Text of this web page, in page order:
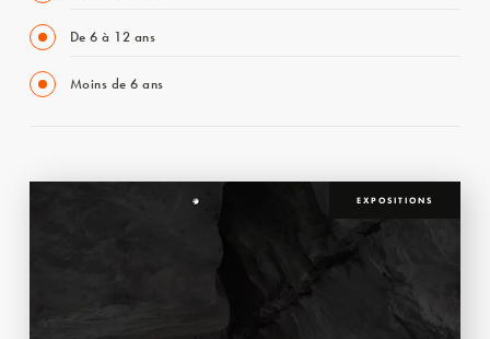
De 6 à 12 ans
Moins de 6 ans
EXPOSITIONS